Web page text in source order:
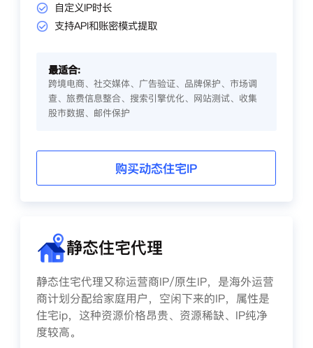
自定义IP时长
支持API和账密模式提取
最适合:
跨境电商、社交媒体、广告验证、品牌保护、市场调
查、旅费信息整合、搜索引擎优化、网站测试、收集
股市数据、邮件保护
购买动态住宅IP
静态住宅代理
静态住宅代理又称运营商IP/原生IP，是海外运营
商计划分配给家庭用户，空闲下来的IP，属性是
住宅ip，这种资源价格昂贵、资源稀缺、IP纯净
度较高。